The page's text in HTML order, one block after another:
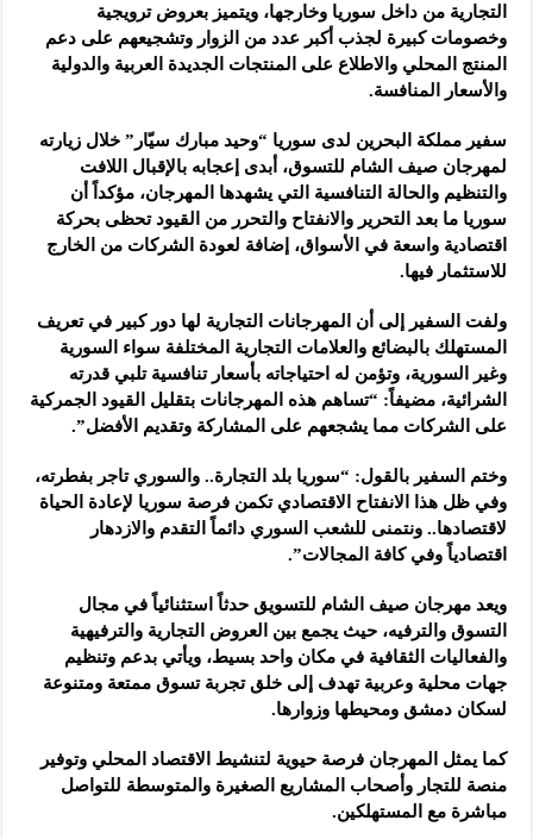
التجارية من داخل سوريا وخارجها، ويتميز بعروض ترويجية
وخصومات كبيرة لجذب أكبر عدد من الزوار وتشجيعهم على دعم
المنتج المحلي والاطلاع على المنتجات الجديدة العربية والدولية
والأسعار المنافسة.
سفير مملكة البحرين لدى سوريا “وحيد مبارك سيّار” خلال زيارته
لمهرجان صيف الشام للتسوق، أبدى إعجابه بالإقبال اللافت
والتنظيم والحالة التنافسية التي يشهدها المهرجان، مؤكداً أن
سوريا ما بعد التحرير والانفتاح والتحرر من القيود تحظى بحركة
اقتصادية واسعة في الأسواق، إضافة لعودة الشركات من الخارج
للاستثمار فيها.
ولفت السفير إلى أن المهرجانات التجارية لها دور كبير في تعريف
المستهلك بالبضائع والعلامات التجارية المختلفة سواء السورية
وغير السورية، وتؤمن له احتياجاته بأسعار تنافسية تلبي قدرته
الشرائية، مضيفاً: “تساهم هذه المهرجانات بتقليل القيود الجمركية
على الشركات مما يشجعهم على المشاركة وتقديم الأفضل”.
وختم السفير بالقول: “سوريا بلد التجارة.. والسوري تاجر بفطرته،
وفي ظل هذا الانفتاح الاقتصادي تكمن فرصة سوريا لإعادة الحياة
لاقتصادها.. ونتمنى للشعب السوري دائماً التقدم والازدهار
اقتصادياً وفي كافة المجالات”.
ويعد مهرجان صيف الشام للتسويق حدثاً استثنائياً في مجال
التسوق والترفيه، حيث يجمع بين العروض التجارية والترفيهية
والفعاليات الثقافية في مكان واحد بسيط، ويأتي بدعم وتنظيم
جهات محلية وعربية تهدف إلى خلق تجربة تسوق ممتعة ومتنوعة
لسكان دمشق ومحيطها وزوارها.
كما يمثل المهرجان فرصة حيوية لتنشيط الاقتصاد المحلي وتوفير
منصة للتجار وأصحاب المشاريع الصغيرة والمتوسطة للتواصل
مباشرة مع المستهلكين.